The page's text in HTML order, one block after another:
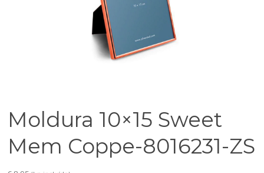
Moldura 10×15 Sweet
Mem Coppe-8016231-ZS